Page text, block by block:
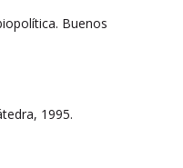
Buenos
1995.